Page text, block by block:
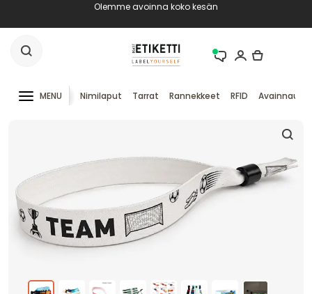
Olemme avoinna koko kesän
MENU Nimilaput Tarrat Rannekkeet RFID